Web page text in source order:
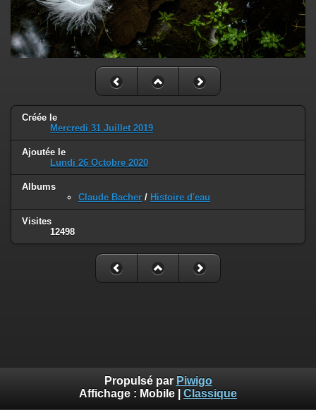
Créée le
Mercredi 31 Juillet 2019
Ajoutée le
Lundi 26 Octobre 2020
Albums
Claude Bacher / Histoire d'eau
Visites
12498
Propulsé par Piwigo
Affichage : Mobile Classique